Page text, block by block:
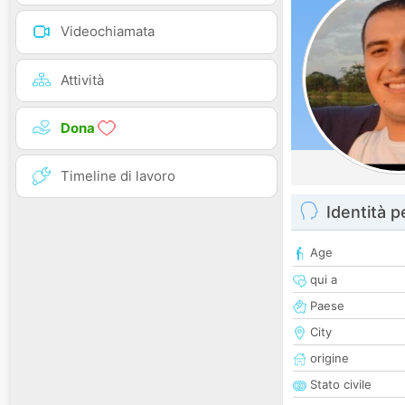
Videochiamata
Attività
Dona
Timeline di lavoro
Identità
Age
qui a
Paese
City
origine
Stato civile